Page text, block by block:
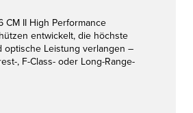
CM II High Performance
entwickelt, die höchste
optische Leistung verlangen –
, F-Class- oder Long-Range-